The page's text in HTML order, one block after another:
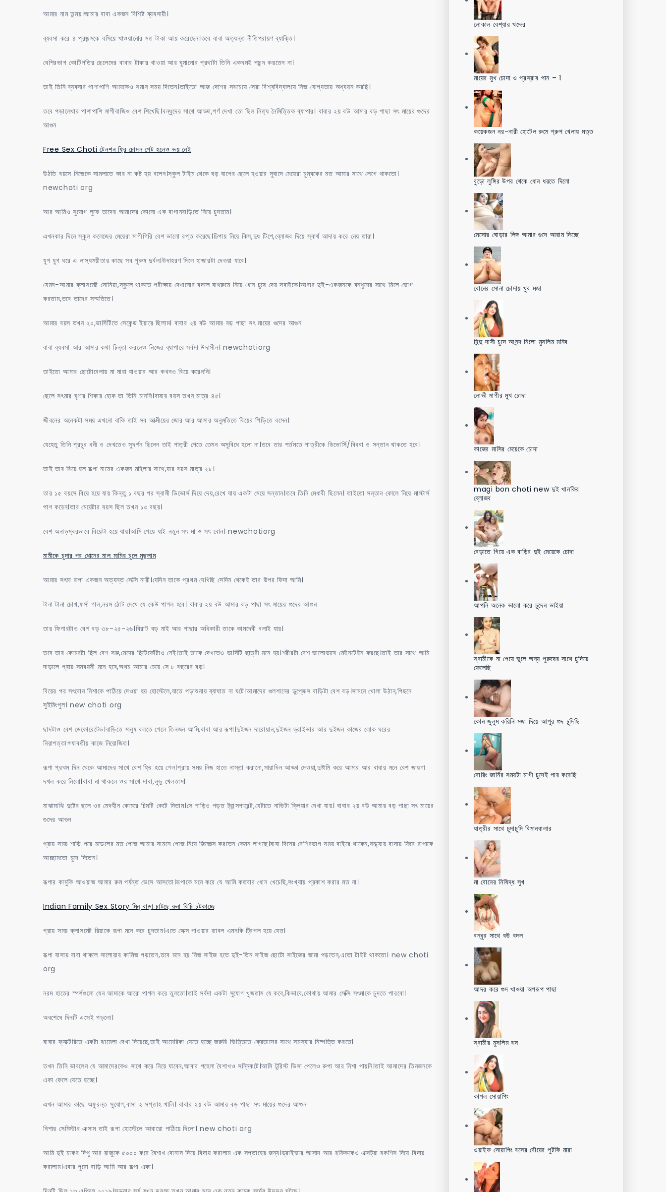
মায়ের
আগুন
আমার নাম তন্ময়।আমার বাবা একজন বিশিষ্ট ব্যবসায়ী।
ব্যবসা করে ৪ প্রজন্মকে বসিয়ে খাওয়ানোর মত টাকা আয় করেছেন।তবে বাবা অত্যন্ত নীতিপরায়ণ ব্যাক্তি।
বেশিরভাগ কোটিপতির ছেলেদের বাবার টাকার খাওয়া আর ঘুমানোর প্রথাটা তিনি একদমই পছন্দ করতেন না।
তাই তিনি ব্যবসার পাশাপাশি আমাকেও সমান সময় দিতেন।তাইতো আজ দেশের সবচেয়ে সেরা বিশ্ববিদ্যালয়ে নিজ যোগ্যতায় অধ্যয়ন করছি।
তবে পড়ালেখার পাশাপাশি মাগীবাজিও বেশ শিখেছি।বন্ধুদের সাথে আড্ডা,পর্ণ দেখা তো ছিল নিত্য নৈমিত্তিক ব্যাপার। বাবার ২য় বউ আমার বড় পাছা সৎ মায়ের গুদের
আগুন
Free Sex Choti টেনশন ফ্রি চোদন পেট হলেও ভয় নেই
উঠতি বয়সে নিজেকে সামলাতে কার না কষ্ট হয় বলেন।স্কুল টাইম থেকে বড় বাপের ছেলে হওয়ার সুবাদে মেয়েরা চুম্বকের মত আমার সাথে লেগে থাকতো।
newchoti org
আর আমিও সুযোগ লুফে তাদের আমাদের কোনো এক বাগানবাড়িতে নিয়ে চুদতাম।
এখনকার দিনে স্কুল কলেজের মেয়েরা মাগীগিরি বেশ ভালো রপ্ত করেছে।চিপায় নিয়ে কিস,দুধ টিপে,ব্লোজব দিয়ে স্বার্থ আদায় করে নেয় তারা।
যুগ যুগ ধরে এ লাস্যময়ীতার কাছে সব পুরুষ দুর্বল।উদাহরণ দিলে হাজারটা দেওয়া যাবে।
যেমন-আমার ক্লাসমেট সোনিয়া,স্কুলে থাকতে পরীক্ষায় দেখানোর বদলে বাথরুমে নিয়ে ধোন চুষে দেয় সবাইকে।আবার দুই-একজনকে বন্ধুদের সাথে মিলে ভোগ
করতাম,তবে তাদের সম্মতিতে।
আমার বয়স তখন ২০,ভার্সিটিতে সেকেন্ড ইয়ারে ছিলাম। বাবার ২য় বউ আমার বড় পাছা সৎ মায়ের গুদের আগুন
বাবা ব্যবসা আর আমার কথা চিন্তা করলেও নিজের ব্যাপারে সর্বদা উদাসীন। newchotiorg
তাইতো আমার ছোটোবেলায় মা মারা যাওয়ার আর কখনও বিয়ে করেননি।
ছেলে সৎমার ঘৃণার শিকার হোক তা তিনি চাননি।বাবার বয়স তখন মাত্র ৪৫।
জীবনের অনেকটা সময় এখনো বাকি তাই সব আত্মীয়ের জোর আর আমার অনুমতিতে বিয়ের পিড়িতে বসেন।
যেহেতু তিনি প্রচুর ধনী ও দেখতেও সুদর্শন ছিলেন তাই পাত্রী পেতে তেমন অসুবিধে হলো না।তবে তার শর্তমতে পাত্রীকে ডিভোর্সি/বিধবা ও সন্তান থাকতে হবে।
তাই তার বিয়ে হল রূপা নামের একজন মহিলার সাথে,যার বয়স মাত্র ২৮।
তার ১৫ বয়সে বিয়ে হয়ে যায় কিন্তু ১ বছর পর স্বামী ডিভোর্স দিয়ে দেয়,রেখে যায় একটা মেয়ে সন্তান।তবে তিনি মেধাবী ছিলেন। তাইতো সন্তান কোলে নিয়ে মাস্টার্স
পাশ করেন।তার মেয়েটার বয়স ছিল তখন ১৩ বছর।
বেশ অনাড়ম্বরভাবে বিয়েটা হয়ে যায়।আমি পেয়ে যাই নতুন সৎ মা ও সৎ বোন। newchotiorg
মামীকে চুদার পর ধোনের মাল মামির চুলে মুছলাম
আমার সৎমা রূপা একজন অত্যন্ত সেক্সি নারী।যেদিন তাকে প্রথম দেখিছি সেদিন থেকেই তার উপর ফিদা আমি।
টানা টানা চোখ,ফর্সা গাল,নরম ঠোট দেখে যে কেউ পাগল হবে। বাবার ২য় বউ আমার বড় পাছা সৎ মায়ের গুদের আগুন
তার ফিগারটাও বেশ বড় ৩৮-২৫-২৬।বিরাট বড় মাই আর পাছার অধিকারী তাকে কামদেবী বলাই যায়।
তবে তার কোমরটা ছিল বেশ সরু,মেদের ছিটেফোঁটাও নেই।তাই তাকে দেখতেও ভার্সিটি ছাত্রী মনে হয়।শরীরটা বেশ ভালোভাবে মেইনটেইন করছে।তাই তার সাথে আমি
দাড়ালে প্রায় সমবয়সী মনে হবে,অথচ আমার চেয়ে সে ৮ বছরের বড়।
বিয়ের পর সৎবোন নিশাকে পাঠিয়ে দেওয়া হয় হোস্টেলে,যাতে পড়াশুনায় ব্যাঘাত না ঘটে।আমাদের গুলশানের ডুপ্লেক্স বাড়িটা বেশ বড়।সামনে খোলা উঠান,পিছনে
সুইমিংপুল। new choti org
ছাদটাও বেশ ডেকোরেটেড।বাড়িতে মানুষ বলতে গেলে তিনজন আমি,বাবা আর রূপা।দুইজন দারোয়ান,দুইজন ড্রাইভার আর দুইজন কাজের লোক ঘরের
নিরাপত্তা+যাবতীয় কাজে নিয়োজিত।
রূপা প্রথম দিন থেকে আমাদের সাথে বেশ ফ্রি হয়ে গেল।প্রায় সময় নিজ হাতে নাস্তা করানো,সারাদিন আড্ডা দেওয়া,দুষ্টামি করে আমার আর বাবার মনে বেশ জায়গা
দখল করে নিলো।বাবা না থাকলে ওর সাথে দাবা,লুডু খেলতাম।
মাঝামাঝি দুষ্টের ছলে ওর মেদহীন কোমরে চিমটি কেটে দিতাম।সে শাড়িও পড়ত ট্রান্সপারেন্ট,যেটাতে নাভিটা ক্লিয়ার দেখা যায়। বাবার ২য় বউ আমার বড় পাছা সৎ মায়ের
গুদের আগুন
প্রায় সময় শাড়ি পরে মডেলের মত পোজ আমার সামনে পোজ নিয়ে জিজ্ঞেস করতেন কেমন লাগছে।বাবা দিনের বেশিরভাগ সময় বাইরে থাকেন,সন্ধ্যায় বাসায় ফিরে রূপাকে
আচ্ছামতো চুদে দিতেন।
রূপার কামুকি আওয়াজ আমার রুম পর্যন্ত ভেসে আসতো।রূপাকে মনে করে যে আমি কতবার ধোন খেচেছি,সংখ্যায় প্রকাশ করার মত না।
Indian Family Sex Story মিনু বাড়া চাটছে রুনা বিচি চটকাচ্ছে
প্রায় সময় ক্লাসমেট রিয়াকে রূপা মনে করে চুদতাম।এতে সেক্স পাওয়ার ডাবল এমনকি ট্রিপল হয়ে যেত।
রূপা বাসায় বাবা থাকলে সালোয়ার কামিজ পড়তেন,তবে মনে হয় নিজ সাইজ হতে দুই-তিন সাইজ ছোটো সাইজের জামা পড়তেন,এতো টাইট থাকতো। new choti
org
নরম হাতের স্পর্শগুলো যেন আমাকে আরো পাগল করে তুলতো।তাই সর্বদা একটা সুযোগ খুজতাম যে কবে,কিভাবে,কোথায় আমার সেক্সি সৎমাকে চুদতে পারবো।
অবশেষে দিনটি এসেই পড়লো।
বাবার ফ্যাক্টরিতে একটা ঝামেলা দেখা দিয়েছে,তাই আমেরিকা যেতে হচ্ছে জরুরি ভিত্তিতে ক্রেতাদের সাথে সমস্যার নিষ্পত্তি করতে।
তখন তিনি ভাবলেন যে আমাদেরকেও সাথে করে নিয়ে যাবেন,আবার পহেলা বৈশাখও সন্নিকটে।আমি টুরিস্ট ভিসা পেলেও রুপা আর নিশা পায়নি।তাই আমাদের তিনজনকে
একা ফেলে যেতে হচ্ছে।
এখন আমার কাছে অফুরন্ত সুযোগ,বাসা ২ সপ্তাহ খালি। বাবার ২য় বউ আমার বড় পাছা সৎ মায়ের গুদের আগুন
নিশার সেমিস্টার এক্সাম তাই রূপা হোস্টেলে আবারো পাঠিয়ে দিলো। new choti org
আমি দুই চাকর দিপু আর রাজুকে ৫০০০ করে বৈশাখ বোনাস দিয়ে বিদায় করালাম এক সপ্তাহের জন্য।ড্রাইভার আসাদ আর রফিককেও এক্সট্রা বকশিস দিয়ে বিদায়
করালাম।এবার পুরো বাড়ি আমি আর রূপা একা।
লোকাল বেশ্যার খদ্দের
মায়ের মুখ চোদা ও প্রস্রাব পান – 1
কয়েকজন নর-নারী হোটেল রুমে গ্রুপ খেলায় মত্ত
বুড়ো লুঙ্গির উপর থেকে ধোন ধরতে দিলো
মেসোর ঘোড়ার লিঙ্গ আমার গুদে আরাম দিচ্ছে
বোনের সোনা চোদায় খুব মজা
হিন্দু দাসী চুদে আনন্দ নিলো মুসলিম মনিব
লোভী মাগীর মুখ চোদা
কাজের মাসির মেয়েকে চোদা
magi bon choti new দুই খানকির
ব্লোজব
বেড়াতে গিয়ে এক বাড়ির দুই মেয়েকে চোদা
আপনি অনেক ভালো করে চুদেন ভাইয়া
স্বামীকে না পেয়ে ভুলে অন্য পুরুষের সাথে চুদিয়ে
ফেলেছি
কোন জুলুম করিনি মজা দিয়ে আপুর গুদ চুদিছি
বোরিং জার্নির সময়টা মাগী চুদেই পার করেছি
যাত্রীর সাথে চুদাচুদি বিমানবালার
মা বোনের নিষিদ্ধ সুখ
বন্ধুর সাথে বউ বদল
আদর করে গুদ খাওয়া অপরূপ পাছা
স্বামীর মুসলিম বস
কাপল সোয়াপিং
ওয়াইফ সোয়াপিং বসের বৌয়ের পুটকি মারা